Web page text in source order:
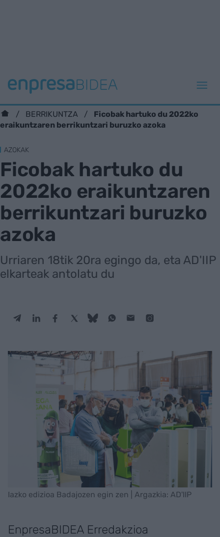
BERRIKUNTZA
Ficobak hartuko du 2022ko
eraikuntzaren berrikuntzari buruzko azoka
AZOKAK
Ficobak hartuko du
2022ko eraikuntzaren
berrikuntzari buruzko
azoka
Urriaren 18tik 20ra egingo da, eta AD'IIP
elkarteak antolatu du
Iazko edizioa Badajozen egin zen | Argazkia: AD'IIP
EnpresaBIDEA Erredakzioa